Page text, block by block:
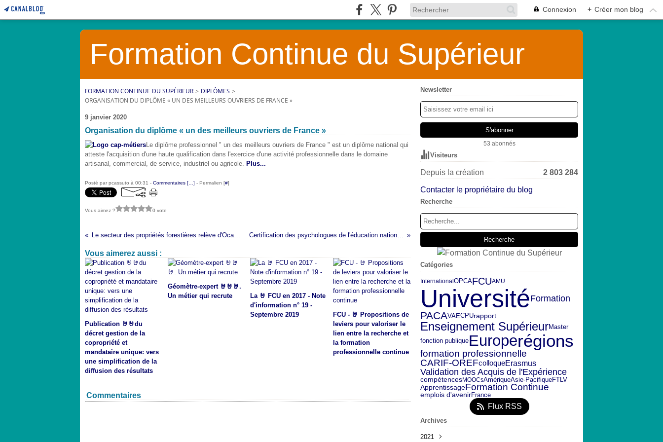
Connexion + Créer mon blog
Formation Continue du Supérieur
FORMATION CONTINUE DU SUPÉRIEUR > DIPLÔMES >
ORGANISATION DU DIPLÔME « UN DES MEILLEURS OUVRIERS DE FRANCE »
9 janvier 2020
Organisation du diplôme « un des meilleurs ouvriers de France »
Le diplôme professionnel " un des meilleurs ouvriers de France " est un diplôme national qui
atteste l'acquisition d'une haute qualification dans l'exercice d'une activité professionnelle dans le domaine
artisanal, commercial, de service, industriel ou agricole. Plus...
Posté par pcassuto à 00:31 - Commentaires [ ] - Permalien [#]
Vous aimez ? 0 vote
Le secteur des propriétés forestières relève d'Ocapiat Certification des psychologues de l'éducation nationale
Vous aimerez aussi :
Publication 🤘🤘du
décret gestion de la
copropriété et
mandataire unique: vers
une simplification de la
diffusion des résultats
Géomètre-expert 🤘🤘🤘.
Un métier qui recrute
La 🤘 FCU en 2017 - Note
d'information n° 19 -
Septembre 2019
FCU - 🤘 Propositions de
leviers pour valoriser le
lien entre la recherche et
la formation
professionnelle continue
Commentaires
Newsletter
53 abonnés
Visiteurs
Depuis la création 2 803 284
Contacter le propriétaire du blog
Recherche
Catégories
International OPCAFCUAMU
UniversitéFormation
PACAVAECPUrapport
Enseignement SupérieurMaster
fonction publiqueEuroperégions
formation professionnelle
CARIF-OREFcolloqueErasmus
Validation des Acquis de l'Expérience
compétencesMOOCsAmériqueAsie-PacifiqueFTLV
ApprentissageFormation Continue
emplois d'avenirFrance
Flux RSS
Archives
2021